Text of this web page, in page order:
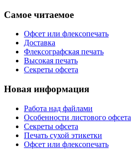
Самое читаемое
Офсет или флексопечать
Доставка
Флексографская печать
Высокая печать
Секреты офсета
Новая информация
Работа над файлами
Особенности листового офсета
Секреты офсета
Печать сухой этикетки
Офсет или флексопечать